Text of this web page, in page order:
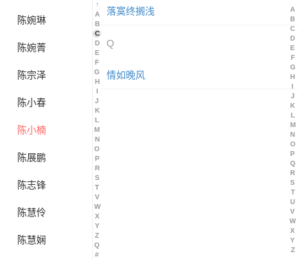
陈婉琳
陈婉菁
陈宗泽
陈小春
陈小楠
陈展鹏
陈志锋
陈慧伶
陈慧娴
↑
A
B
C
D
E
F
G
H
I
J
K
L
M
N
O
P
R
S
T
V
W
X
Y
Z
Q
#
A
B
C
D
E
F
G
H
I
J
K
L
M
N
O
P
Q
R
S
T
U
V
W
X
Y
Z
落寞终搁浅
Q
情如晚风